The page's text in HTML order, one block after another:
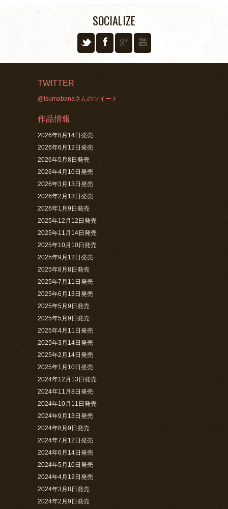
SOCIALIZE
TWITTER
@tsumabanaさんのツイート
作品情報
2026年8月14日発売
2026年6月12日発売
2026年5月8日発売
2026年4月10日発売
2026年3月13日発売
2026年2月13日発売
2026年1月9日発売
2025年12月12日発売
2025年11月14日発売
2025年10月10日発売
2025年9月12日発売
2025年8月8日発売
2025年7月11日発売
2025年6月13日発売
2025年5月9日発売
2025年5月9日発売
2025年4月11日発売
2025年3月14日発売
2025年2月14日発売
2025年1月10日発売
2024年12月13日発売
2024年11月8日発売
2024年10月11日発売
2024年9月13日発売
2024年8月9日発売
2024年7月12日発売
2024年6月14日発売
2024年5月10日発売
2024年4月12日発売
2024年3月8日発売
2024年2月9日発売